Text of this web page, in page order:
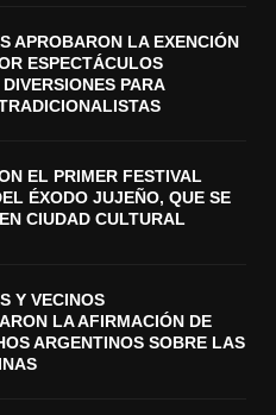
APROBARON LA EXENCIÓN
ESPECTÁCULOS
PARA
EL PRIMER FESTIVAL
ÉXODO JUJEÑO, QUE SE
CIUDAD CULTURAL
Y VECINOS
LA AFIRMACIÓN DE
ARGENTINOS SOBRE LAS